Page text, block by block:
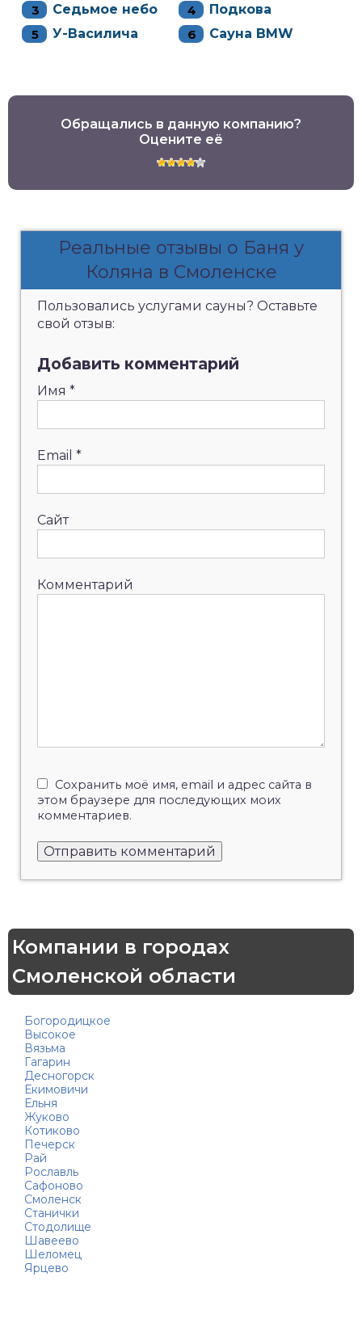
Седьмое небо
Подкова
У-Василича
Сауна BMW
Обращались в данную компанию?
Оцените её
Реальные отзывы о Баня у
Коляна в Смоленске
Пользовались услугами сауны? Оставьте
свой отзыв:
Добавить комментарий
Имя *
Email *
Сайт
Комментарий
Сохранить моё имя, email и адрес сайта в
этом браузере для последующих моих
комментариев.
Компании в городах
Смоленской области
Богородицкое
Высокое
Вязьма
Гагарин
Десногорск
Екимовичи
Ельня
Жуково
Котиково
Печерск
Рай
Рославль
Сафоново
Смоленск
Станички
Стодолище
Шавеево
Шеломец
Ярцево